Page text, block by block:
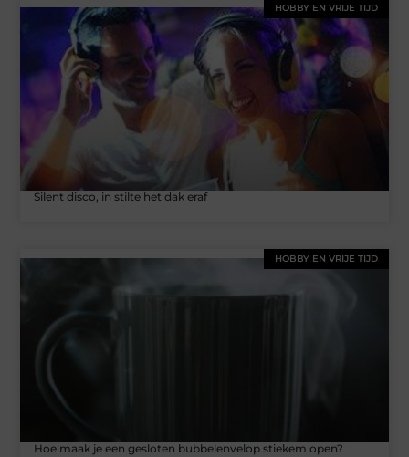
HOBBY EN VRIJE TIJD
Silent disco, in stilte het dak eraf
HOBBY EN VRIJE TIJD
Hoe maak je een gesloten bubbelenvelop stiekem open?